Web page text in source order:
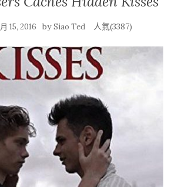
15, 2016 bySiao Ted 人氣(3387)